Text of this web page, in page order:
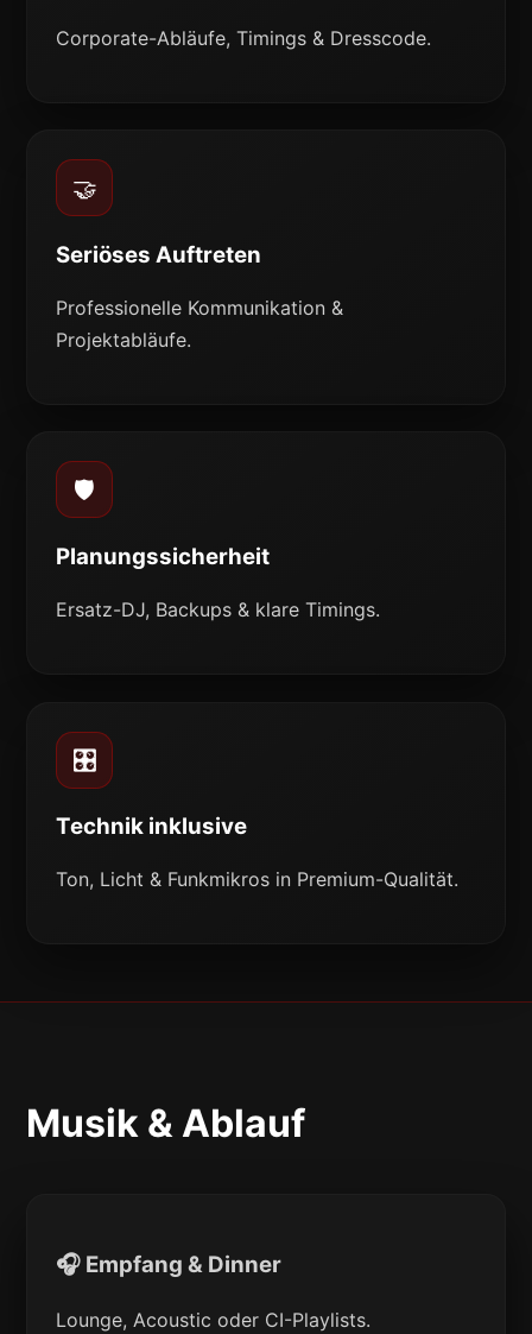
Corporate-Abläufe, Timings & Dresscode.
🤝
Seriöses Auftreten
Professionelle Kommunikation &
Projektabläufe.
🛡️
Planungssicherheit
Ersatz-DJ, Backups & klare Timings.
🎛️
Technik inklusive
Ton, Licht & Funkmikros in Premium-Qualität.
Musik & Ablauf
🎧 Empfang & Dinner
Lounge, Acoustic oder CI-Playlists.